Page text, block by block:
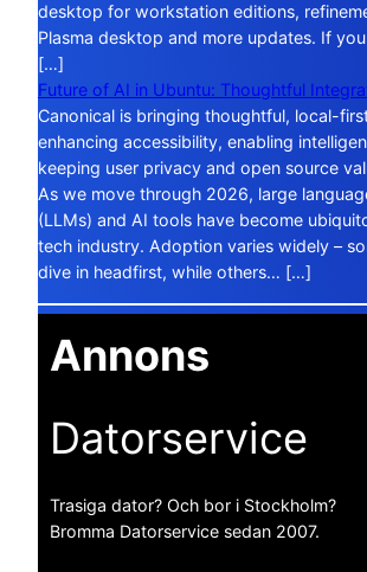
desktop for workstation editions,
Plasma desktop and more updates. If
[…]
Future of AI in Ubuntu: Thoughtful
Canonical is bringing thoughtful, local-
enhancing accessibility, enabling
keeping user privacy and open source
As we move through 2026, large
(LLMs) and AI tools have become
tech industry. Adoption varies widely –
dive in headfirst, while others… […]
Annons
Datorservice
Trasiga dator? Och bor i Stockholm?
Bromma Datorservice sedan 2007.